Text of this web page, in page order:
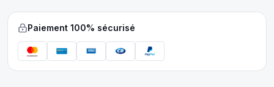
Paiement 100% sécurisé